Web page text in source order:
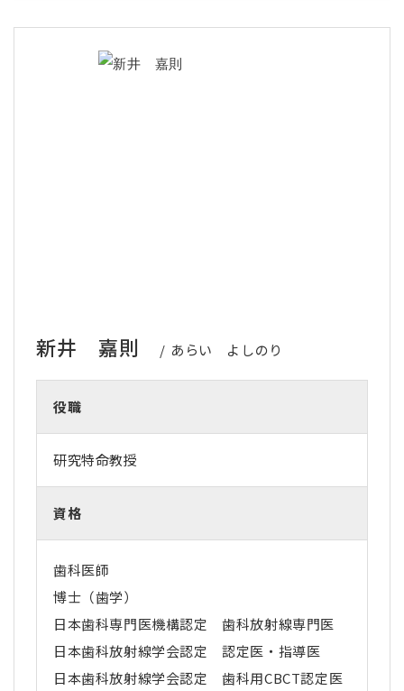
新井 嘉則 あらい よしのり
役職
研究特命教授
資格
歯科医師
博士（歯学）
日本歯科専門医機構認定 歯科放射線専門医
日本歯科放射線学会認定 認定医・指導医
日本歯科放射線学会認定 歯科用CBCT認定医